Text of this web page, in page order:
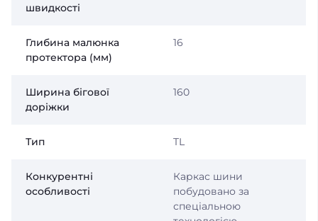
швидкості
Глибина малюнка
протектора (мм)
16
Ширина бігової
доріжки
160
Тип TL
Конкурентні
особливості
Каркас шини
побудовано за
спеціальною